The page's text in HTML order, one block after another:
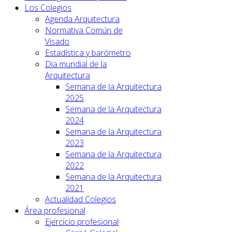
Los Colegios
Agenda Arquitectura
Normativa Común de
Visado
Estadística y barómetro
Día mundial de la
Arquitectura
Semana de la Arquitectura
2025
Semana de la Arquitectura
2024
Semana de la Arquitectura
2023
Semana de la Arquitectura
2022
Semana de la Arquitectura
2021
Actualidad Colegios
Área profesional
Ejercicio profesional